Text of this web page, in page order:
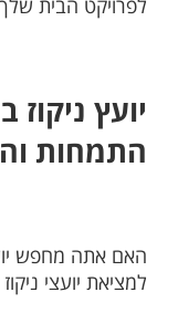
יועץ ניקוז
התמחות
האם אתה מחפש
למציאת יועצי